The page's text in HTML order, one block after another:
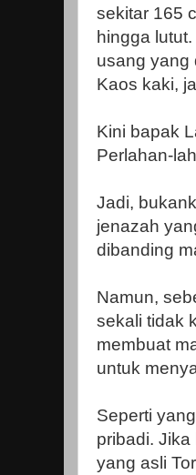
sekitar 165
hingga
usang yang
Kaos kaki,
Kini bapak
Perlahan-
Jadi,
jenazah
dibanding
Namun,
sekali tidak
membuat
untuk
Seperti
pribadi.
yang asli